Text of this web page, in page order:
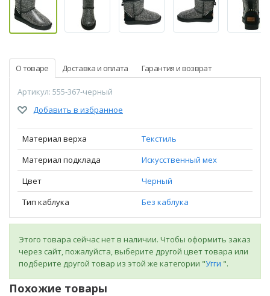
О товаре Доставка и оплата Гарантия и возврат
Артикул: 555-367-черный
Добавить в избранное
Материал верха
Текстиль
Материал подклада
Искусственный мех
Цвет
Черный
Тип каблука
Без каблука
Этого товара сейчас нет в наличии. Чтобы оформить заказ
через сайт, пожалуйста, выберите другой цвет товара или
подберите другой товар из этой же категории "Угги ".
Похожие товары